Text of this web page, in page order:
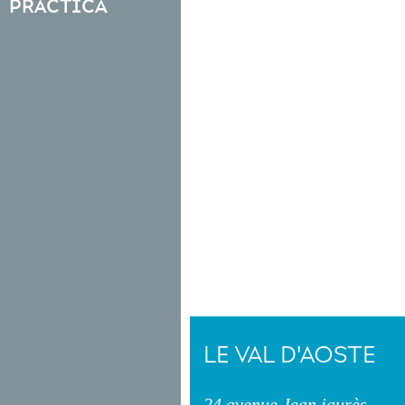
práctica
LE VAL D'AOSTE